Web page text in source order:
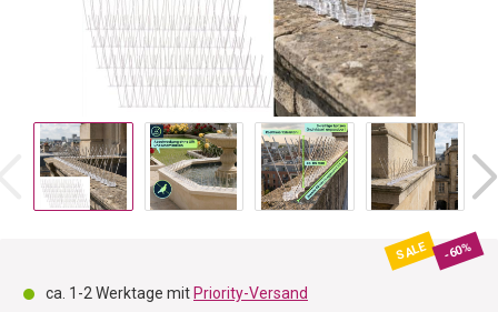
SALE -60%
ca. 1-2 Werktage mit Priority-Versand